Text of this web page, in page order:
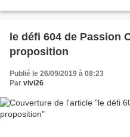
le défi 604 de Passion
proposition
Publié le 26/09/2019 à 08:23
Par vivi26